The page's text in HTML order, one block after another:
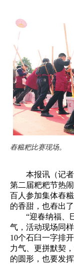
舂糍粑比赛现场。
本报讯（记者
第二届粑粑节热
百人参加集体舂
的香甜，也舂出
“迎春纳福、巳
气，活动现场同
10个石臼一字排
力气、更拼默契
的圆形，也要发